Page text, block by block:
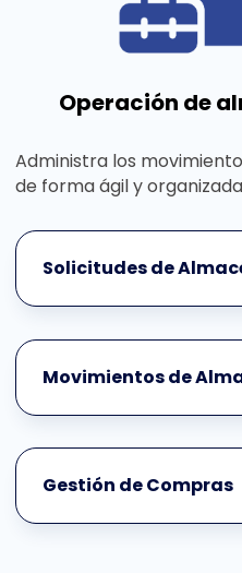
Operación de
Administra los
de forma ágil y organizada
Solicitudes de
Movimientos de
Gestión de Compras